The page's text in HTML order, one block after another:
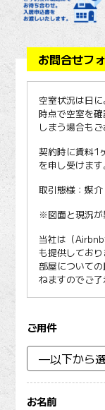
お問合せフ
ご用件
お名前
空室状況は日
時点で空室を
しまう場合も
契約時に賃料1
を申し受けます
取引態様：媒介
※図面と現況が
当社は（
も提供してお
部屋について
ねますのでご了